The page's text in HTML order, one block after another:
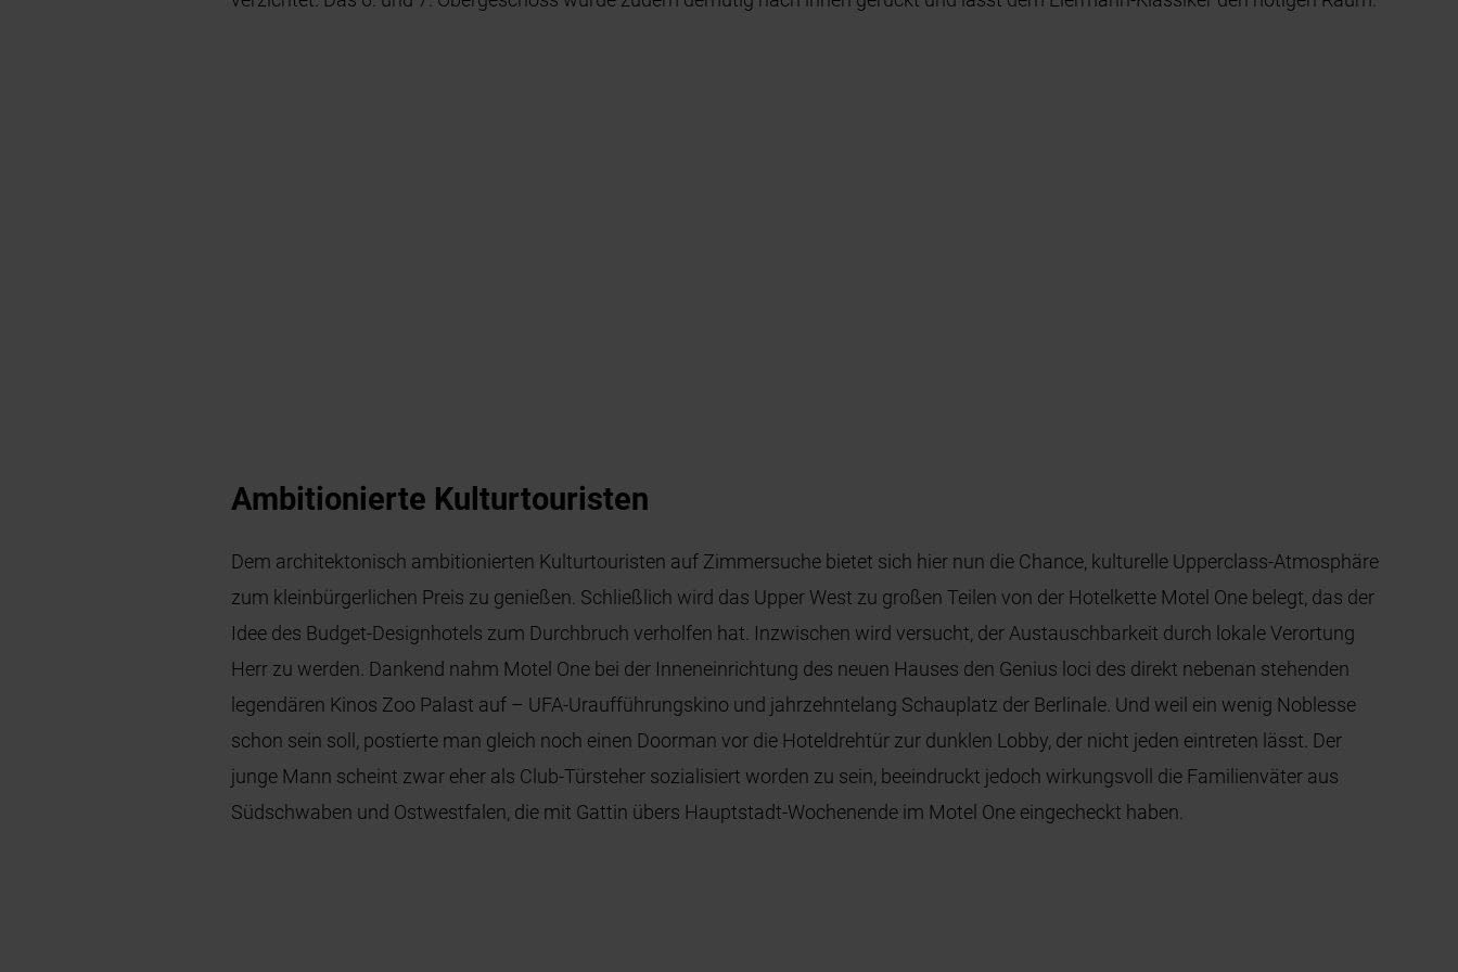
Ambitionierte Kulturtouristen
Dem architektonisch ambitionierten Kulturtouristen auf Zimmersuche bietet sich hier nun die Chance, kulturelle Upperclass-Atmosphäre
zum kleinbürgerlichen Preis zu genießen. Schließlich wird das Upper West zu großen Teilen von der Hotelkette Motel One belegt, das der
Idee des Budget-Designhotels zum Durchbruch verholfen hat. Inzwischen wird versucht, der Austauschbarkeit durch lokale Verortung
Herr zu werden. Dankend nahm Motel One bei der Inneneinrichtung des neuen Hauses den Genius loci des direkt nebenan stehenden
legendären Kinos Zoo Palast auf – UFA-Uraufführungskino und jahrzehntelang Schauplatz der Berlinale. Und weil ein wenig Noblesse
schon sein soll, postierte man gleich noch einen Doorman vor die Hoteldrehtür zur dunklen Lobby, der nicht jeden eintreten lässt. Der
junge Mann scheint zwar eher als Club-Türsteher sozialisiert worden zu sein, beeindruckt jedoch wirkungsvoll die Familienväter aus
Südschwaben und Ostwestfalen, die mit Gattin übers Hauptstadt-Wochenende im Motel One eingecheckt haben.